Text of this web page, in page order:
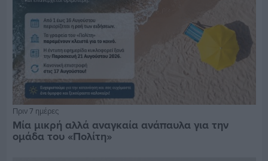
Πριν 7 ημέρες
Μία μικρή αλλά αναγκαία ανάπαυλα για την
ομάδα του «Πολίτη»